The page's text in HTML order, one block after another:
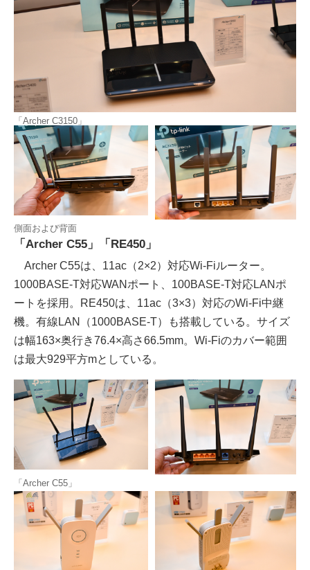
「Archer C3150」
側面および背面
「Archer C55」「RE450」
Archer C55は、11ac（2×2）対応Wi-Fiルーター。
1000BASE-T対応WANポート、100BASE-T対応LANポ
ートを採用。RE450は、11ac（3×3）対応のWi-Fi中継
機。有線LAN（1000BASE-T）も搭載している。サイズ
は幅163×奥行き76.4×高さ66.5mm。Wi-Fiのカバー範囲
は最大929平方mとしている。
「Archer C55」